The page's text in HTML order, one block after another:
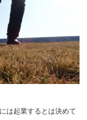
は起業するとは決めて